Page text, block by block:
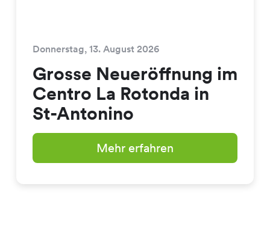
Donnerstag, 13. August 2026
Grosse Neueröffnung im
Centro La Rotonda in
St-Antonino
Mehr erfahren